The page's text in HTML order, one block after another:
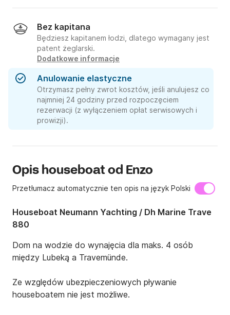
Bez kapitana
Będziesz kapitanem łodzi, dlatego wymagany jest
patent żeglarski.
Dodatkowe informacje
Anulowanie elastyczne
Otrzymasz pełny zwrot kosztów, jeśli anulujesz co
najmniej 24 godziny przed rozpoczęciem
rezerwacji (z wyłączeniem opłat serwisowych i
prowizji).
Opis houseboat od Enzo
Przetłumacz automatycznie ten opis na język Polski
Houseboat Neumann Yachting / Dh Marine Trave
880
Dom na wodzie do wynajęcia dla maks. 4 osób
między Lubeką a Travemünde.
Ze względów ubezpieczeniowych pływanie
houseboatem nie jest możliwe.